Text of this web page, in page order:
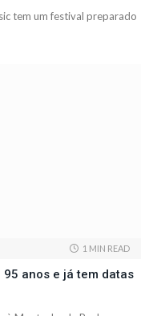
tem um festival preparado
1 MIN READ
anos e já tem datas